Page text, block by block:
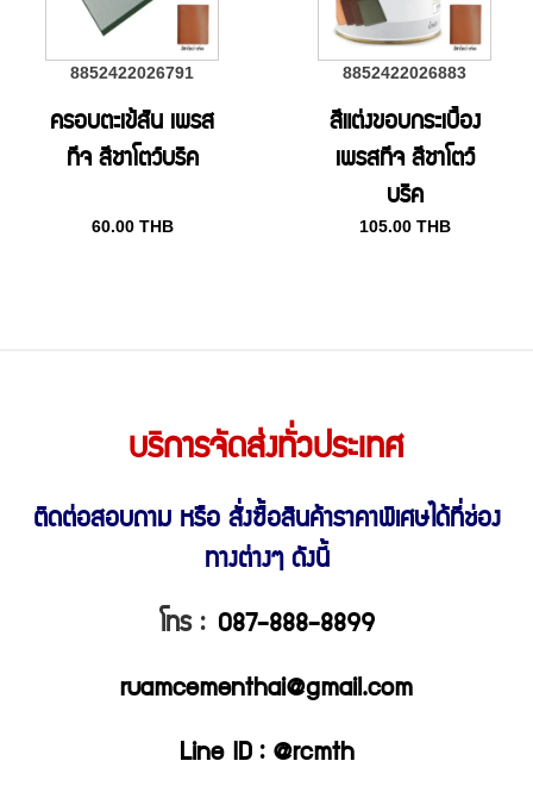
8852422026791
ครอบตะเข้สัน เพรส
ทีจ สีชาโตว์บริค
60.00 THB
8852422026883
สีแต่งขอบกระเบื้อง
เพรสทีจ สีชาโตว์
บริค
105.00 THB
บริการจัดส่งทั่วประเทศ
ติดต่อสอบถาม หรือ สั่งซื้อสินค้าราคาพิเศษได้ที่ช่อง
ทางต่างๆ ดังนี้
โทร : 087-888-8899
ruamcementhai@gmail.com
Line ID : @rcmth